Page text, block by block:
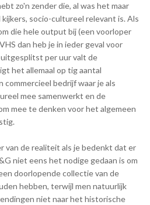
zo'n zender die, al was het maar
socio-cultureel relevant is. Als
die hele output bij (een voorloper
dan heb je in ieder geval voor
uitgesplitst per uur valt de
het allemaal op tig aantal
bedrijf waar je als
mee samenwerkt en de
mee te denken voor het algemeen
van de realiteit als je bedenkt dat er
niet eens het nodige gedaan is om
doorlopende collectie van de
hebben, terwijl men natuurlijk
niet naar het historische